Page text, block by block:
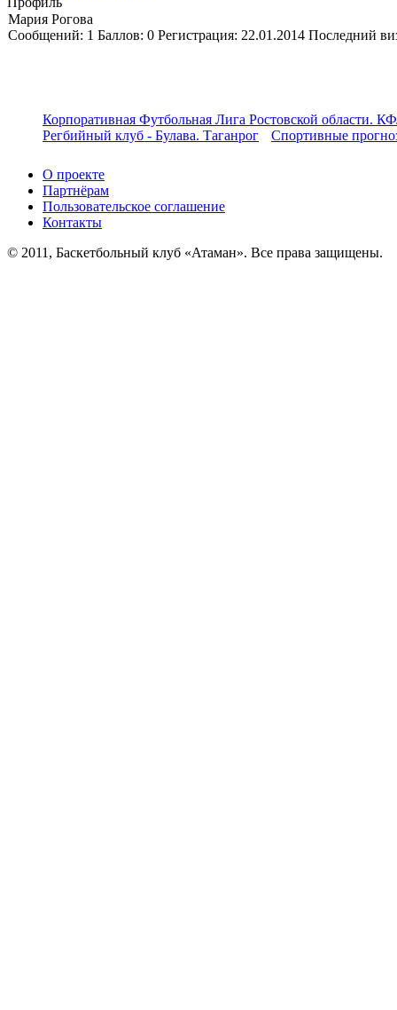
Мария Рогова
Cообщений: 1 Баллов: 0 Регистрация: 22.01.2014 Последний
Корпоративная Футбольная Лига Ростовской области.
Регбийный клуб - Булава. Таганрог
Спортивные
О проекте
Партнёрам
Пользовательское соглашение
Контакты
© 2011, Баскетбольный клуб «Атаман». Все права защищены.